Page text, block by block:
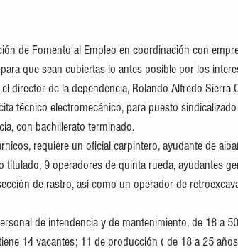
de Fomento al Empleo en coordinación con
que sean cubiertas lo antes posible por los
director de la dependencia, Rolando Alfredo Sierra
técnico electromecánico, para puesto
con bachillerato terminado.
requiere un oficial carpintero, ayudante de
9 operadores de quinta rueda, ayudantes
de rastro, así como un operador de
de intendencia y de mantenimiento, de 18 a
14 vacantes; 11 de producción ( de 18 a 25